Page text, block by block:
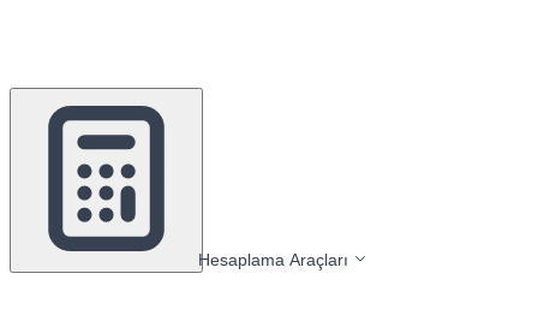
Hesaplama Araçları